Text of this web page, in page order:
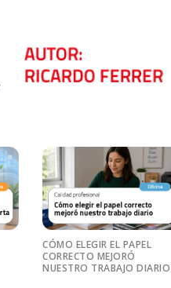
CÓMO ELEGIR EL PAPEL
CORRECTO MEJORÓ
NUESTRO TRABAJO DIARIO